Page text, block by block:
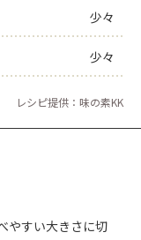
少々
少々
レシピ提供：味の素KK
やすい大きさに切